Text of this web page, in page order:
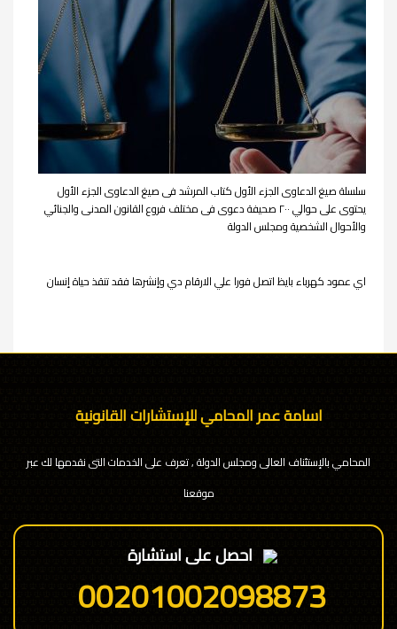
سلسلة صيغ الدعاوى الجزء الأول كتاب المرشد فى صيغ الدعاوى الجزء الأول
يحتوى على حوالي ٢٠٠ صحيفة دعوى فى مختلف فروع القانون المدنى والجنائي
والأحوال الشخصية ومجلس الدولة
اي عمود كهرباء بايظ اتصل فورا علي الارقام دي وإنشرها فقد تنقذ حياة إنسان
اسامة عمر المحامي للإستشارات القانونية
المحامي بالإستئناف العالى ومجلس الدولة , تعرف على الخدمات التى نقدمها لك عبر
موقعنا
احصل على استشارة
00201002098873